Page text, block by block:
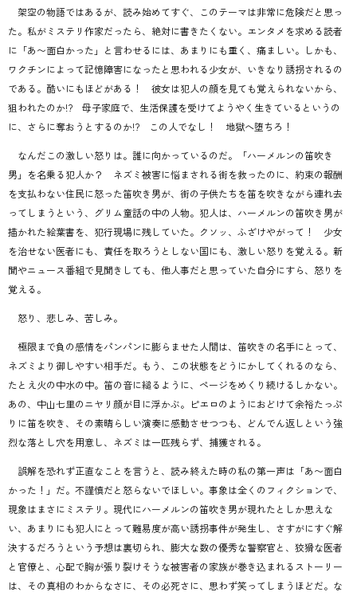
架空の物語ではあるが、読み始めてすぐ、このテーマは非常に危険だと思っ
た。私がミステリ作家だったら、絶対に書きたくない。エンタメを求める読者
に「あ〜面白かった」と言わせるには、あまりにも重く、痛ましい。しかも、
ワクチンによって記憶障害になったと思われる少女が、いきなり誘拐されるの
である。酷いにもほどがある！ 彼女は犯人の顔を見ても覚えられないから、
狙われたのか!? 母子家庭で、生活保護を受けてようやく生きているというの
に、さらに奪おうとするのか!? この人でなし！ 地獄へ堕ちろ！
なんだこの激しい怒りは。誰に向かっているのだ。「ハーメルンの笛吹き
男」を名乗る犯人か？ ネズミ被害に悩まされる街を救ったのに、約束の報酬
を支払わない住民に怒った笛吹き男が、街の子供たちを笛を吹きながら連れ去
ってしまうという、グリム童話の中の人物。犯人は、ハーメルンの笛吹き男が
描かれた絵葉書を、犯行現場に残していた。クソッ、ふざけやがって！ 少女
を治せない医者にも、責任を取ろうとしない国にも、激しい怒りを覚える。新
聞やニュース番組で見聞きしても、他人事だと思っていた自分にすら、怒りを
覚える。
怒り、悲しみ、苦しみ。
極限まで負の感情をパンパンに膨らませた人間は、笛吹きの名手にとって、
ネズミより御しやすい相手だ。もう、この状態をどうにかしてくれるのなら、
たとえ火の中水の中。笛の音に縋るように、ページをめくり続けるしかない。
あの、中山七里のニヤリ顔が目に浮かぶ。ピエロのようにおどけて余裕たっぷ
りに笛を吹き、その素晴らしい演奏に感動させつつも、どんでん返しという強
烈な落とし穴を用意し、ネズミは一匹残らず、捕獲される。
誤解を恐れず正直なことを言うと、読み終えた時の私の第一声は「あ〜面白
かった！」だ。不謹慎だと怒らないでほしい。事象は全くのフィクションで、
現象はまさにミステリ。現代にハーメルンの笛吹き男が現れたとしか思えな
い、あまりにも犯人にとって難易度が高い誘拐事件が発生し、さすがにすぐ解
決するだろうという予想は裏切られ、膨大な数の優秀な警察官と、狡猾な医者
と官僚と、心配で胸が張り裂けそうな被害者の家族が巻き込まれるストーリー
は、その真相のわからなさに、その必死さに、思わず笑ってしまうほどだ。な